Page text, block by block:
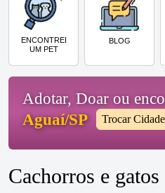
ENCONTREI
UM PET
BLOG
Adotar, Doar ou
Aguaí/SP
Trocar Cidade
Cachorros e